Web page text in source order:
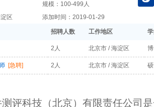
规模：100-499人
区
添加时间：2019-01-29
招聘人数 工作地区
2人 北京市 / 海淀区
[急聘] 2人 北京市 / 海淀区
评科技（北京）有限责任公司